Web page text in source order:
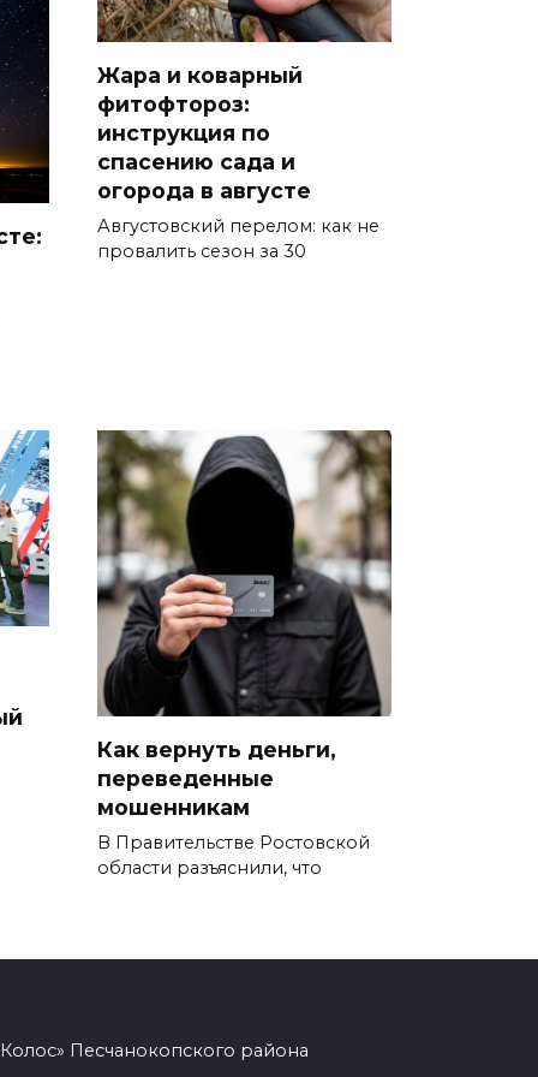
07 августа 2026 15:50
Через 23 года Ростов может
стать городом с населением
под 2 млн человек
07 августа 2026 15:22
В Ростове на озере Лесном
утонул 43-летний мужчина
федеральных трасс поливают
водой
07 августа 2026 14:55
Сотрудники ДПС помогли
женщине с ребенком на
трассе М-4 «Дон»
07 августа 2026 14:33
В Батайске в заброшенном
здании произошло короткое
замыкание
07 августа 2026 14:30
07 августа 2026 14:28
Жара и коварный
фитофтороз:
инструкция по
спасению сада и
огорода в августе
Августовский перелом: как не
провалить сезон за 30
Как вернуть деньги,
переведенные
мошенникам
В Правительстве Ростовской
области разъяснили, что
Песчанокопского района